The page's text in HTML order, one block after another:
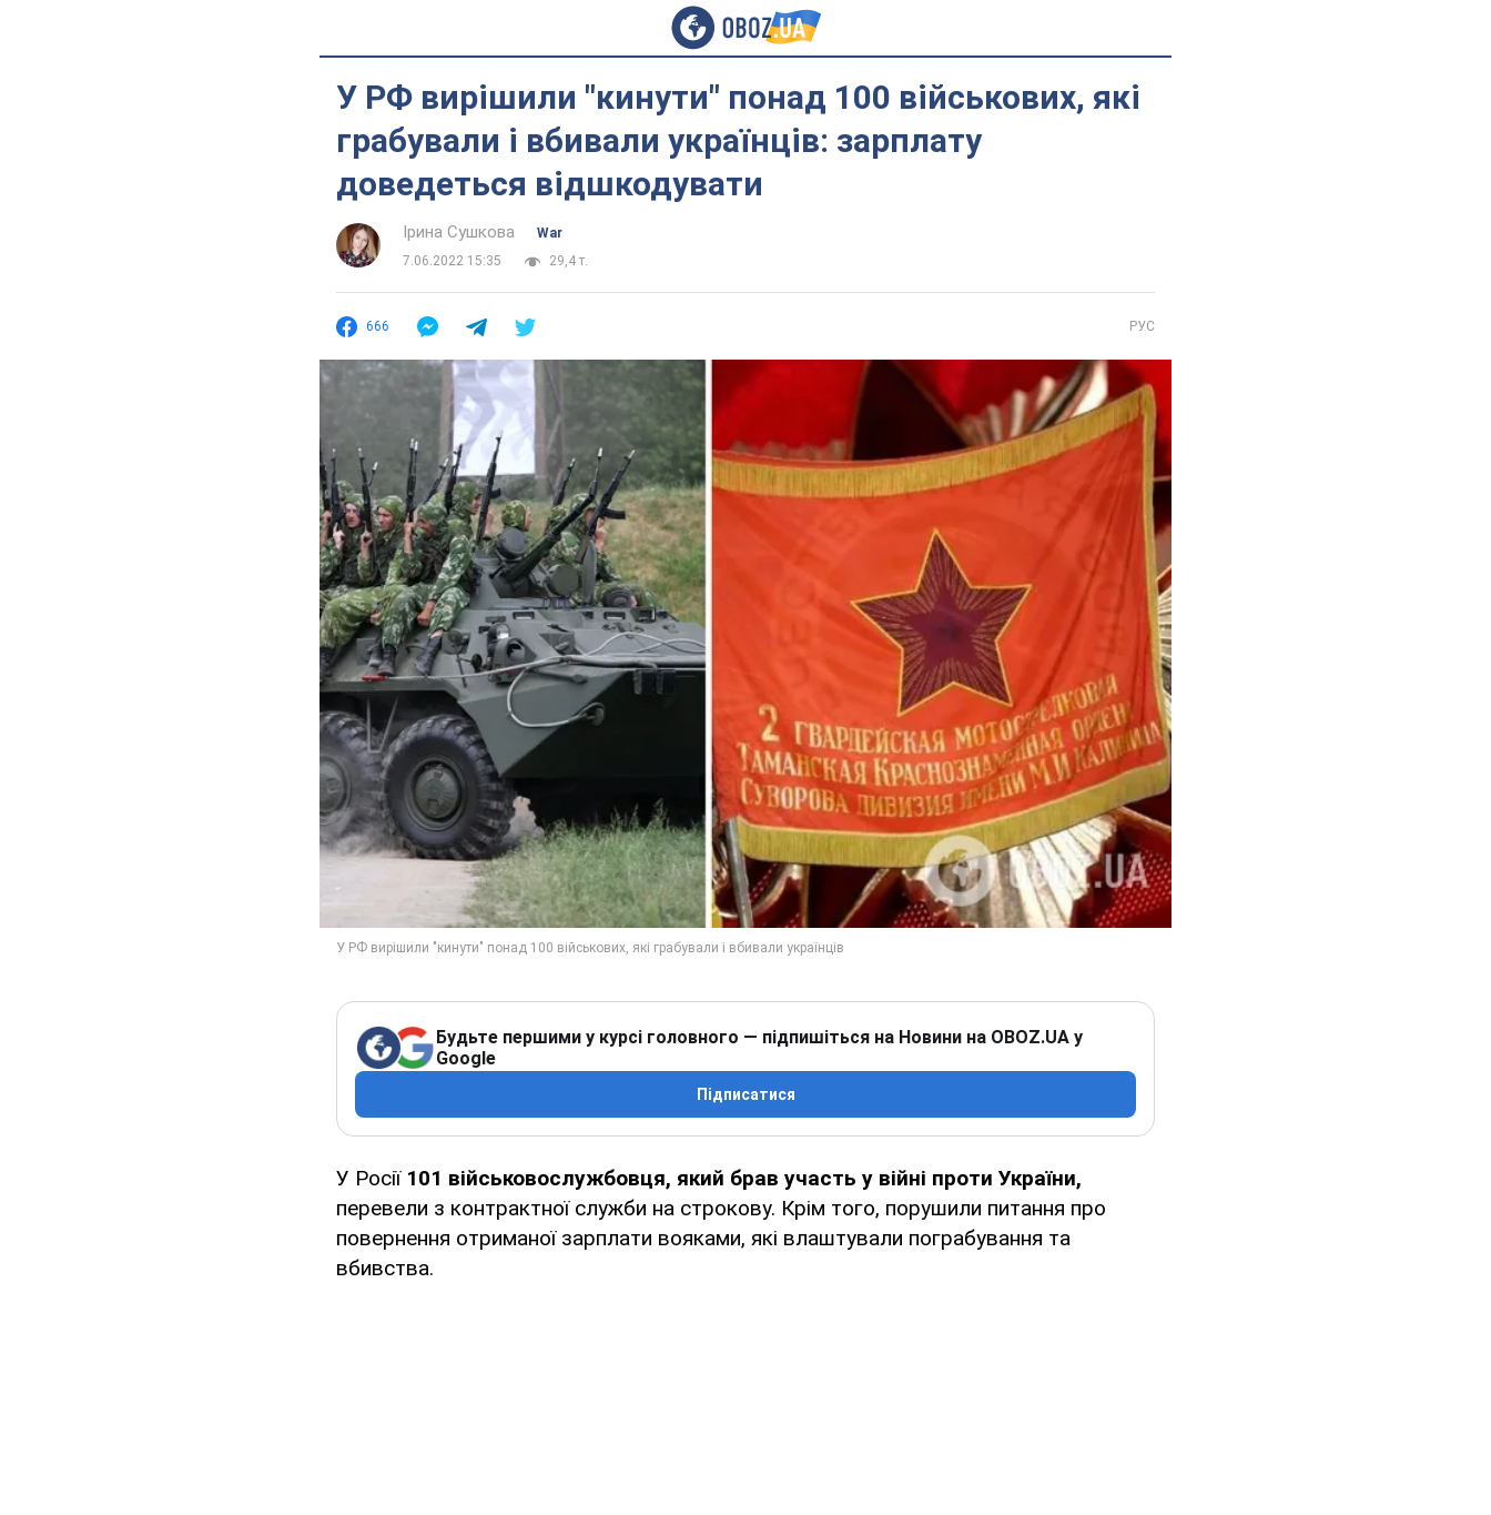
У РФ вирішили "кинути" понад 100 військових, які
грабували і вбивали українців: зарплату
доведеться відшкодувати
Ірина Сушкова
War
7.06.2022 15:35
29,4 т.
666 РУС
Будьте першими у курсі головного — підпишіться на Новини на OBOZ.UA у
Google
Підписатися
У Росії 101 військовослужбовця, який брав участь у війні проти України,
перевели з контрактної служби на строкову. Крім того, порушили питання про
повернення отриманої зарплати вояками, які влаштували пограбування та
вбивства.